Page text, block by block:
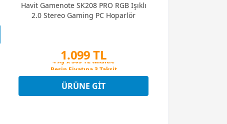
Havit Gamenote SK208 PRO RGB Işıklı
2.0 Stereo Gaming PC Hoparlör
1.099 TL
Peşin Fiyatına 3 Taksit
Peşin Fiyatına 3 Taksit
ÜRÜNE GIT